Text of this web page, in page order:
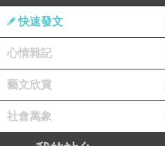
透過「觸覺」進入身體
壓、揉捏，打通經絡，
純的放鬆，而是一場身
施術時，彼此呼應「和
程的繼續，也象徵著文化
在台灣，不少整骨整復
快速發文
心情雜記
藝文欣賞
社會萬象